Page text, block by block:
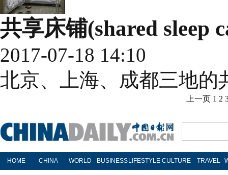
共享床铺(shared sleep
2017-07-18 14:10
北京、上海、成都三地的
上一页 1 2
HOME CHINA WORLD BUSINESSLIFESTYLE CULTURE TRAVEL